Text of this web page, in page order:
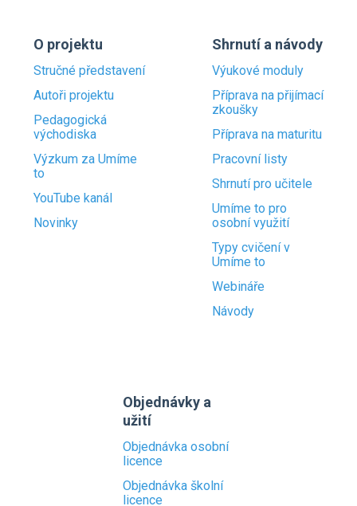
O projektu
Stručné představení
Autoři projektu
Pedagogická
východiska
Výzkum za Umíme
to
YouTube kanál
Novinky
Shrnutí a návody
Výukové moduly
Příprava na přijímací
zkoušky
Příprava na maturitu
Pracovní listy
Shrnutí pro učitele
Umíme to pro
osobní využití
Typy cvičení v
Umíme to
Webináře
Návody
Objednávky a
užití
Objednávka osobní
licence
Objednávka školní
licence